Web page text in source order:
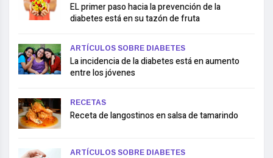
EL primer paso hacia la prevención de la
diabetes está en su tazón de fruta
ARTÍCULOS SOBRE DIABETES
La incidencia de la diabetes está en aumento
entre los jóvenes
RECETAS
Receta de langostinos en salsa de tamarindo
ARTÍCULOS SOBRE DIABETES